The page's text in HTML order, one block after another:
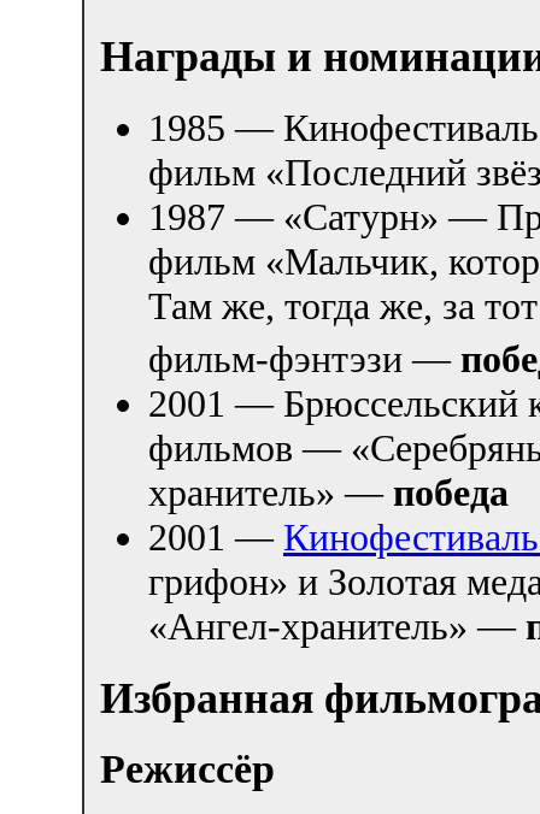
Награды и
1985 —
фильм «Последний
1987 — «Сатурн» —
фильм «Мальчик,
Там же, тогда же, за
фильм-фэнтэзи —
2001 — Брюссельский
фильмов —
хранитель» —победа
2001 —
грифон» и Золотая
«Ангел-хранитель» —
Избранная
Режиссёр